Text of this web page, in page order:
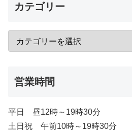
カテゴリー
営業時間
平日 昼12時～19時30分
土日祝 午前10時～19時30分